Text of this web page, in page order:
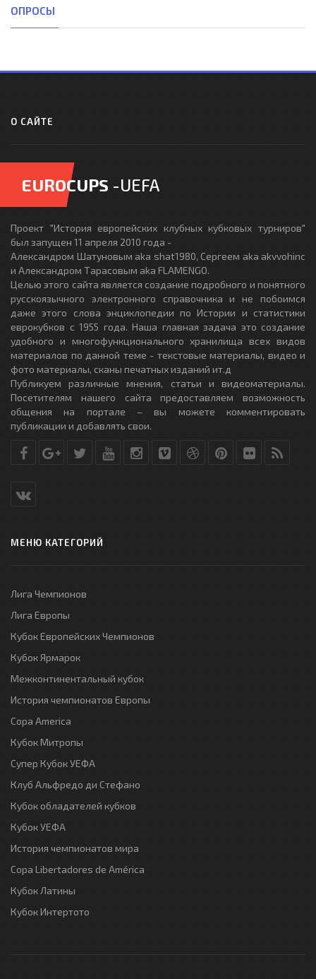
ОПРОСЫ
О САЙТЕ
EUROCUPS -UEFA
Проект "История европейских клубных кубковых турниров"
был запущен 11 апреля 2010 года -
Александром Шатуновым aka shat1980, Сергеем aka akvvohinc
и Александром Тарасовым aka FLAMENGO.
Целью этого сайта является создание подробного и понятного
русскоязычного электронного справочника и не побоимся
даже этого слова энциклопедии по Истории и статистики
еврокубков с 1955 года. Наша главная задача это создание
удобного и многофункционального хранилища всех видов
материалов по данной теме - текстовые материалы, видео и
фото материалы, сканы печатных изданий ит.д
Публикуем различные мнения, статьи и видеоматериалы.
Посетителям нашего сайта предоставляем возможность
общения на портале – вы можете комментировать
публикации и добавлять свои.
МЕНЮ КАТЕГОРИЙ
Лига Чемпионов
Лига Европы
Кубок Европейских Чемпионов
Кубок Ярмарок
Межконтинентальный кубок
История чемпионатов Европы
Copa America
Кубок Митропы
Супер Кубок УЕФА
Клуб Альфредо ди Стефано
Кубок обладателей кубков
Кубок УЕФА
История чемпионатов мира
Copa Libertadores de América
Кубок Латины
Кубок Интертото